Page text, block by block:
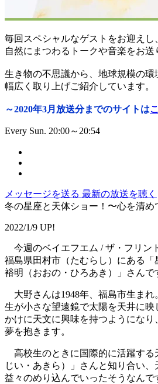
毎回スペシャルなゲストをお迎えし
自然にまつわるトークや音楽をお送
生き物の不思議から、地球規模の環
幅広く取り上げご紹介しています。
～2020年3月放送分までのサイトは
Every Sun. 20:00～20:54
メッセージを送る 最新の放送を聴く
冬の星座と天体ショー！〜心を清め
2022/1/9 UP!
今週のベイエフエム / ザ・フリン
福島県田村市（たむらし）にある
裕明（おおの・ひろあき）」さんで
大野さんは1948年、福島市生まれ
生が小さな望遠鏡で太陽を天井に映
かけに天文に興味を持つようになり
夢を抱きます。
高校生のときに国際的に活躍する
じい・あきら）」さんと知り合い、
益々のめり込んでいったそうなん